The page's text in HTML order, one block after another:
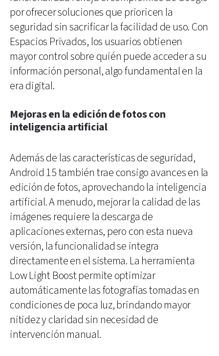
por ofrecer soluciones que prioricen la
seguridad sin sacrificar la facilidad de uso. Con
Espacios Privados, los usuarios obtienen
mayor control sobre quién puede acceder a su
información personal, algo fundamental en la
era digital.
Mejoras en la edición de fotos con
inteligencia artificial
Además de las características de seguridad,
Android 15 también trae consigo avances en la
edición de fotos, aprovechando la inteligencia
artificial. A menudo, mejorar la calidad de las
imágenes requiere la descarga de
aplicaciones externas, pero con esta nueva
versión, la funcionalidad se integra
directamente en el sistema. La herramienta
Low Light Boost permite optimizar
automáticamente las fotografías tomadas en
condiciones de poca luz, brindando mayor
nitidez y claridad sin necesidad de
intervención manual.